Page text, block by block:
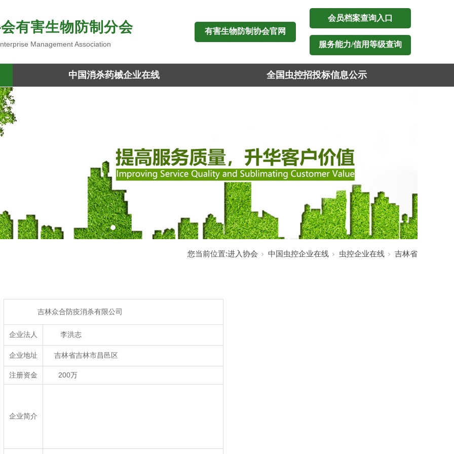
有害生物防制分会 有害生物防制协会官网
Management Association 服务能力/信用等级查询
会员档案查询入口
中国消杀药械企业在线 全国虫控招投标信息公示
您当前位置:进入协会 中国虫控企业在线 虫控企业在线 吉林省
吉林众合防疫消杀有限公司
企业法人 李洪志
企业地址 吉林省吉林市昌邑区
注册资金 200万
企业简介